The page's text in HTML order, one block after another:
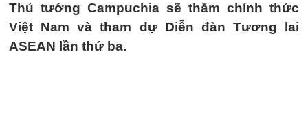
Thủ tướng Campuchia sẽ thăm chính thức
Việt Nam và tham dự Diễn đàn Tương lai
ASEAN lần thứ ba.